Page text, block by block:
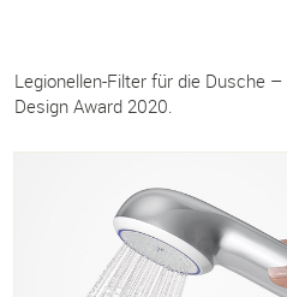
Legionellen-Filter für die Dusche
Design Award 2020.